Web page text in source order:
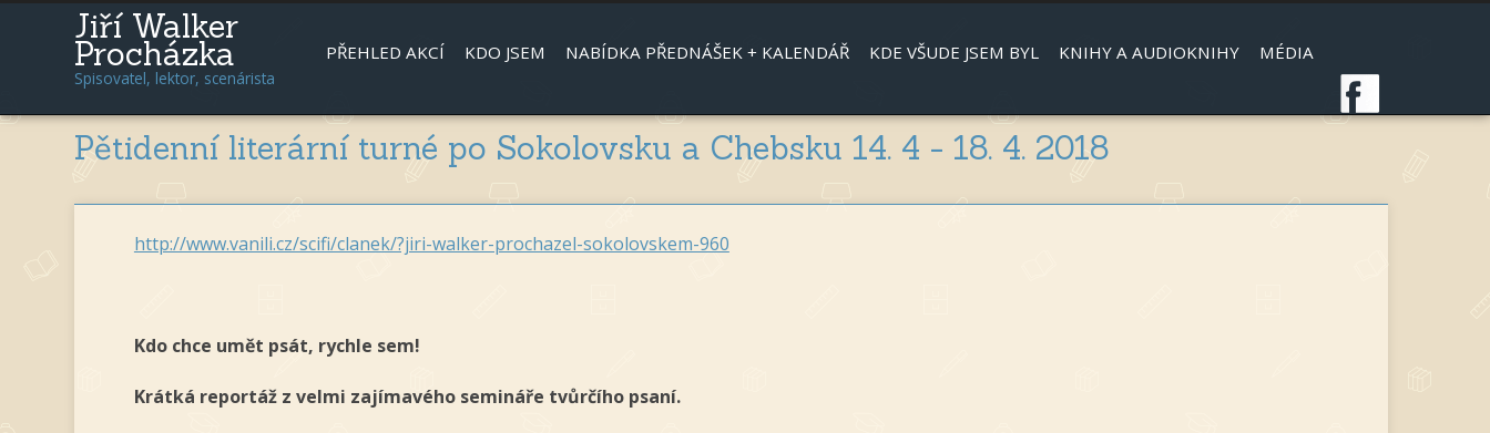
Jiří Walker
Procházka
Spisovatel, lektor, scenárista
PŘEHLED AKCÍ KDO JSEM NABÍDKA PŘEDNÁŠEK + KALENDÁŘ KDE VŠUDE JSEM BYL KNIHY A AUDIOKNIHY MÉDIA
Pětidenní literární turné po Sokolovsku a Chebsku 14. 4 - 18. 4. 2018
http://www.vanili.cz/scifi/clanek/?jiri-walker-prochazel-sokolovskem-960
Kdo chce umět psát, rychle sem!
Krátká reportáž z velmi zajímavého semináře tvůrčího psaní.